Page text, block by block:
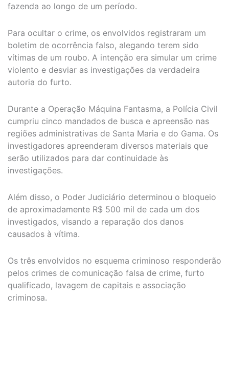
fazenda ao longo de um período.
Para ocultar o crime, os envolvidos registraram um
boletim de ocorrência falso, alegando terem sido
vítimas de um roubo. A intenção era simular um crime
violento e desviar as investigações da verdadeira
autoria do furto.
Durante a Operação Máquina Fantasma, a Polícia Civil
cumpriu cinco mandados de busca e apreensão nas
regiões administrativas de Santa Maria e do Gama. Os
investigadores apreenderam diversos materiais que
serão utilizados para dar continuidade às
investigações.
Além disso, o Poder Judiciário determinou o bloqueio
de aproximadamente R$ 500 mil de cada um dos
investigados, visando a reparação dos danos
causados à vítima.
Os três envolvidos no esquema criminoso responderão
pelos crimes de comunicação falsa de crime, furto
qualificado, lavagem de capitais e associação
criminosa.